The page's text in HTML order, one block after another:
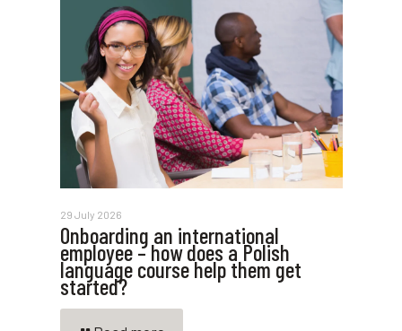
29 July 2026
Onboarding an international
employee – how does a Polish
language course help them get
started?